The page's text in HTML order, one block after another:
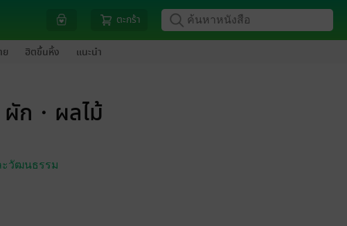
ตะกร้า
ย ฮิตขึ้นหิ้ง แนะนำ
ก・ผลไม้
วัฒนธรรม